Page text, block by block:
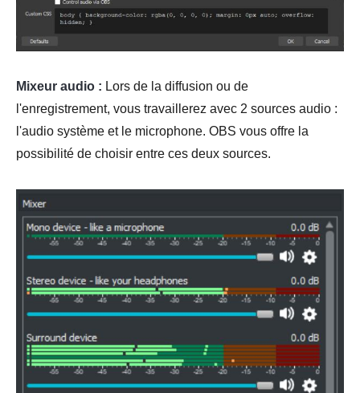
Mixeur audio : Lors de la diffusion ou de
l'enregistrement, vous travaillerez avec 2 sources audio :
l'audio système et le microphone. OBS vous offre la
possibilité de choisir entre ces deux sources.